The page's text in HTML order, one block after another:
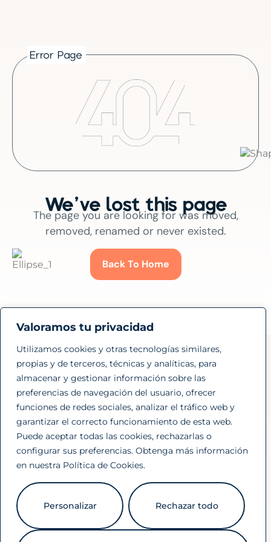
Valoramos tu privacidad
Utilizamos cookies y otras tecnologías similares,
propias y de terceros, técnicas y analíticas, para
almacenar y gestionar información sobre las
preferencias de navegación del usuario, ofrecer
funciones de redes sociales, analizar el tráfico web y
garantizar el correcto funcionamiento de esta web.
Puede aceptar todas las cookies, rechazarlas o
configurar sus preferencias. Obtenga más información
en nuestra Política de Cookies.
Personalizar Rechazar todo
Error Page
We’ve lost this page
The page you are looking for was moved,
removed, renamed or never existed.
Back To Home